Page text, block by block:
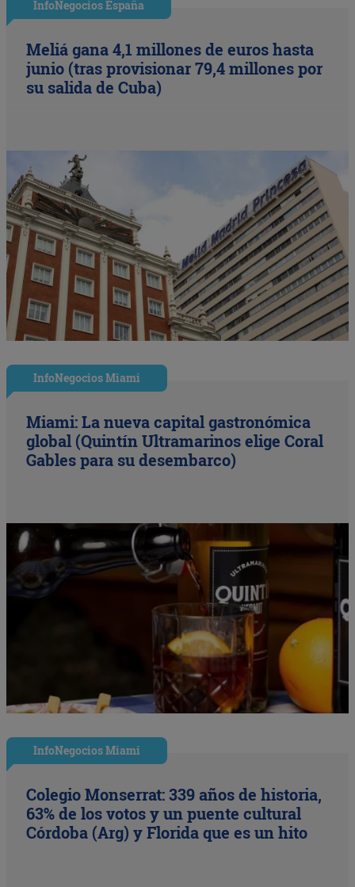
InfoNegocios España
Meliá gana 4,1 millones de euros hasta
junio (tras provisionar 79,4 millones por
su salida de Cuba)
InfoNegocios Miami
Miami: La nueva capital gastronómica
global (Quintín Ultramarinos elige Coral
Gables para su desembarco)
InfoNegocios Miami
Colegio Monserrat: 339 años de historia,
63% de los votos y un puente cultural
Córdoba (Arg) y Florida que es un hito